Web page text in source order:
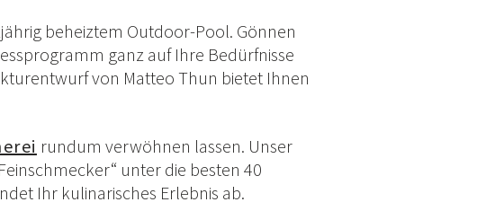
beheiztem Outdoor-Pool. Gönnen
ganz auf Ihre Bedürfnisse
von Matteo Thun bietet Ihnen
rundum verwöhnen lassen. Unser
unter die besten 40
Ihr kulinarisches Erlebnis ab.